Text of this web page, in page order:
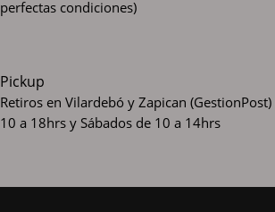
perfectas condiciones)
Pickup
Retiros en Vilardebó y Zapican (GestionPost)
10 a 18hrs y Sábados de 10 a 14hrs